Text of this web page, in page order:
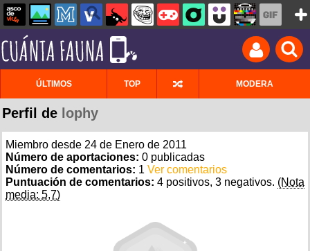
ÚLTIMOS TOP MODERA
Perfil de lophy
Miembro desde 24 de Enero de 2011
Número de aportaciones: 0 publicadas
Número de comentarios: 1 Ver comentarios
Puntuación de comentarios: 4 positivos, 3 negativos. (Nota
media: 5,7)